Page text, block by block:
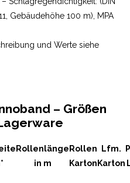
Gebäudehöhe 100 m), MPA
und Werte siehe
– Größen
Rollenlänge
in m
Rollen
Karton
Lfm.
Karton